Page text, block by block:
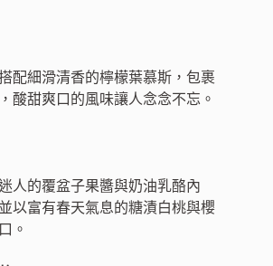
配細滑清香的檸檬葉慕斯，包裹
酸甜爽口的風味讓人念念不忘。
人的覆盆子果醬與奶油乳酪內
以富有春天氣息的糖漬白桃與櫻
。